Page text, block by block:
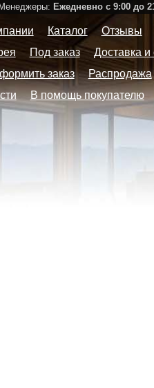
Ежедневно с 9:00 до
Каталог Отзывы
Под заказ
Доставка и
заказ
Распродажа
В помощь покупателю